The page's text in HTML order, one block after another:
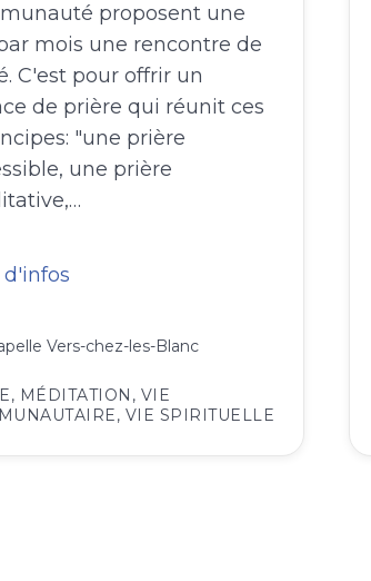
proposent une
mois une rencontre de
C'est pour offrir un
de prière qui réunit ces
"une prière
une prière
d'infos
Vers-chez-les-Blanc
, MÉDITATION , VIE
, VIE SPIRITUELLE